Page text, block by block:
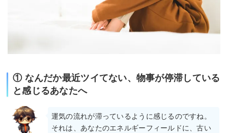
① なんだか最近ツイてない、物事が停滞している
と感じるあなたへ
運気の流れが滞っているように感じるのですね。
それは、あなたのエネルギーフィールドに、古い